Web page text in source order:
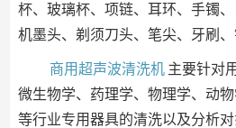
杯、玻璃杯、项链、耳环、手镯
机墨头、剃须刀头、笔尖、牙刷、
商用超声波清洗机 主要针对
微生物学、药理学、物理学、动
等行业专用器具的清洗以及分析